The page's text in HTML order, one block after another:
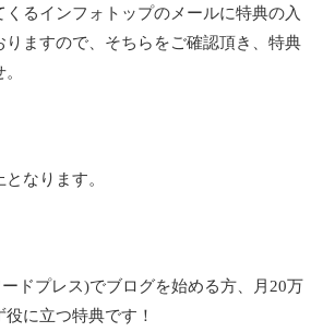
るインフォトップのメールに特典の入
りますので、そちらをご確認頂き、特典
なります。
ードプレス)でブログを始める方、月20万
に立つ特典です！